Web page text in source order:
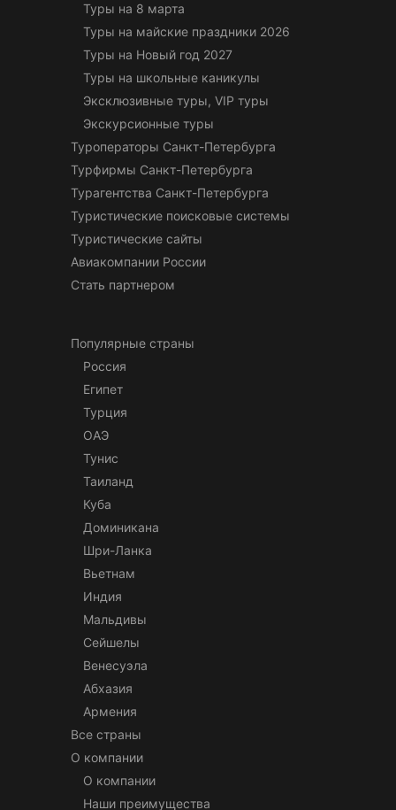
Туры на 8 марта
Туры на майские праздники 2026
Туры на Новый год 2027
Туры на школьные каникулы
Эксклюзивные туры, VIP туры
Экскурсионные туры
Туроператоры Санкт-Петербурга
Турфирмы Санкт-Петербурга
Турагентства Санкт-Петербурга
Туристические поисковые системы
Туристические сайты
Авиакомпании России
Стать партнером
Популярные страны
Россия
Египет
Турция
ОАЭ
Тунис
Таиланд
Куба
Доминикана
Шри-Ланка
Вьетнам
Индия
Мальдивы
Сейшелы
Венесуэла
Абхазия
Армения
Все страны
О компании
О компании
Наши преимущества